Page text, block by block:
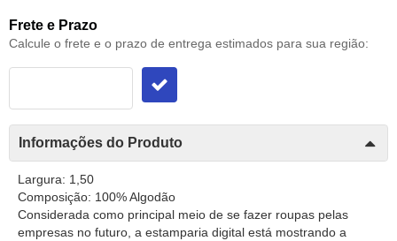
Frete e Prazo
Calcule o frete e o prazo de entrega estimados para sua região:
Informações do Produto
Largura: 1,50
Composição: 100% Algodão
Considerada como principal meio de se fazer roupas pelas
empresas no futuro, a estamparia digital está mostrando a